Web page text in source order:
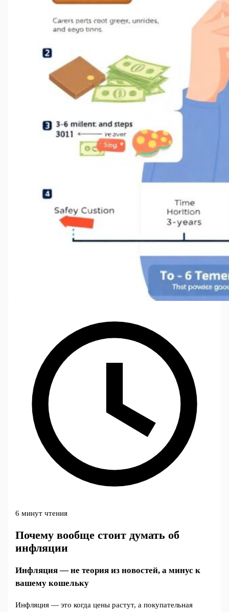
6 минут чтения
Почему вообще стоит думать об
инфляции
Инфляция — не теория из новостей, а минус к
вашему кошельку
Инфляция — это когда цены растут, а покупательная